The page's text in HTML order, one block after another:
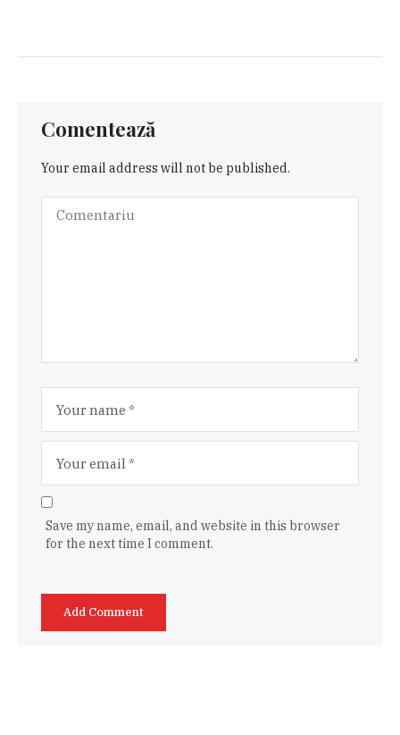
Comentează
Your email address will not be published.
Save my name, email, and website in this browser
for the next time I comment.